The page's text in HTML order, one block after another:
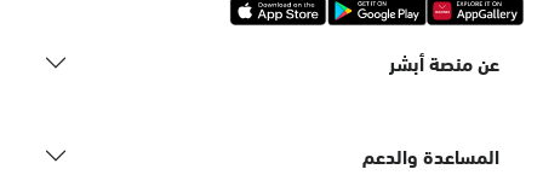
عن منصة أبشر
المساعدة والدعم